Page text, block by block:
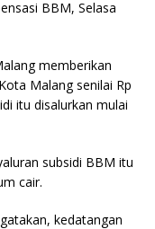
BBM, Selasa
memberikan
Malang senilai Rp
itu disalurkan mulai
subsidi BBM itu
cair.
kedatangan